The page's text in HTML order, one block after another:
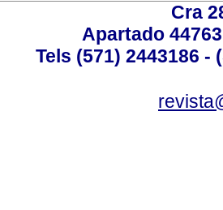
Cra
Apartado
Tels (571) 2443186 -